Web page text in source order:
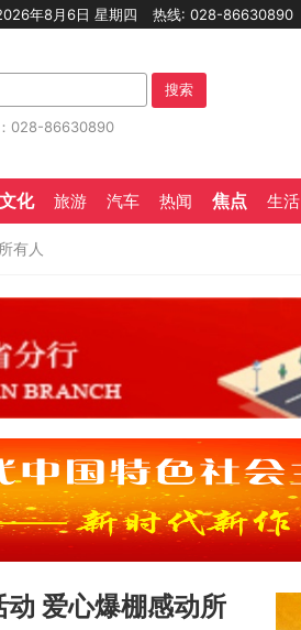
年8月6日 星期四 热线: 028-86630890
搜索
028-86630890
文化 旅游 汽车 热闻 焦点 生活
有人
爱心爆棚感动所